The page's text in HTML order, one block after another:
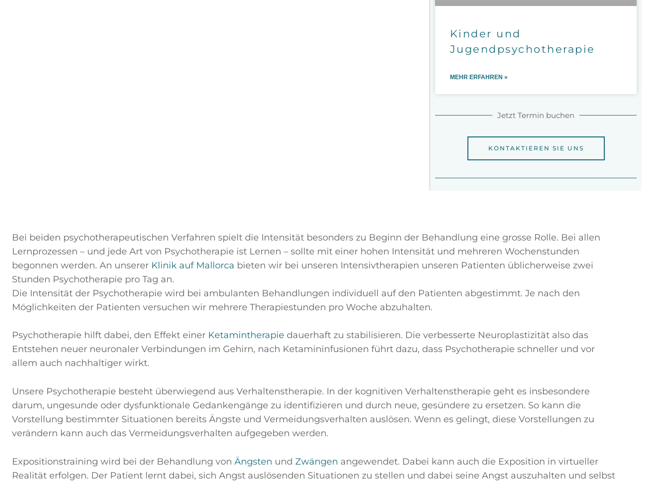
Kinder und
Jugendpsychotherapie
MEHR ERFAHREN »
Jetzt Termin buchen
KONTAKTIEREN SIE UNS
Bei beiden psychotherapeutischen Verfahren spielt die Intensität besonders zu Beginn der Behandlung eine grosse Rolle. Bei allen
Lernprozessen – und jede Art von Psychotherapie ist Lernen – sollte mit einer hohen Intensität und mehreren Wochenstunden
begonnen werden. An unserer Klinik auf Mallorca bieten wir bei unseren Intensivtherapien unseren Patienten üblicherweise zwei
Stunden Psychotherapie pro Tag an.
Die Intensität der Psychotherapie wird bei ambulanten Behandlungen individuell auf den Patienten abgestimmt. Je nach den
Möglichkeiten der Patienten versuchen wir mehrere Therapiestunden pro Woche abzuhalten.
Psychotherapie hilft dabei, den Effekt einer Ketamintherapie dauerhaft zu stabilisieren. Die verbesserte Neuroplastizität also das
Entstehen neuer neuronaler Verbindungen im Gehirn, nach Ketamininfusionen führt dazu, dass Psychotherapie schneller und vor
allem auch nachhaltiger wirkt.
Unsere Psychotherapie besteht überwiegend aus Verhaltenstherapie. In der kognitiven Verhaltenstherapie geht es insbesondere
darum, ungesunde oder dysfunktionale Gedankengänge zu identifizieren und durch neue, gesündere zu ersetzen. So kann die
Vorstellung bestimmter Situationen bereits Ängste und Vermeidungsverhalten auslösen. Wenn es gelingt, diese Vorstellungen zu
verändern kann auch das Vermeidungsverhalten aufgegeben werden.
Expositionstraining wird bei der Behandlung von Ängsten und Zwängen angewendet. Dabei kann auch die Exposition in virtueller
Realität erfolgen. Der Patient lernt dabei, sich Angst auslösenden Situationen zu stellen und dabei seine Angst auszuhalten und selbst